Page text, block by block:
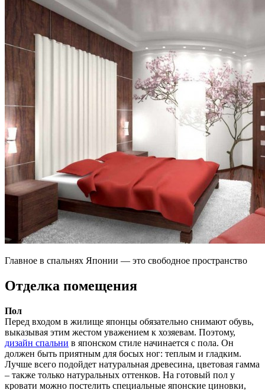
Главное в спальнях Японии — это свободное пространство
Отделка помещения
Пол
Перед входом в жилище японцы обязательно снимают обувь,
выказывая этим жестом уважением к хозяевам. Поэтому,
дизайн спальни в японском стиле начинается с пола. Он
должен быть приятным для босых ног: теплым и гладким.
Лучше всего подойдет натуральная древесина, цветовая гамма
– также только натуральных оттенков. На готовый пол у
кровати можно постелить специальные японские циновки,